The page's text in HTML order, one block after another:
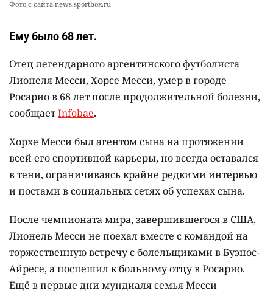
Фото с сайта news.sportbox.ru
Ему было 68 лет.
Отец легендарного аргентинского футболиста
Лионеля Месси, Хорсе Месси, умер в городе
Росарио в 68 лет после продолжительной болезни,
сообщаетInfobae.
Хорхе Месси был агентом сына на протяжении
всей его спортивной карьеры, но всегда оставался
в тени, ограничиваясь крайне редкими интервью
и постами в социальных сетях об успехах сына.
После чемпионата мира, завершившегося в США,
Лионель Месси не поехал вместе с командой на
торжественную встречу с болельщиками в Буэнос-
Айресе, а поспешил к больному отцу в Росарио.
Ещё в первые дни мундиаля семья Месси